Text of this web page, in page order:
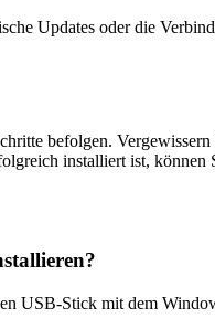
Updates oder die
befolgen.
installiert ist, können
USB-Stick mit dem